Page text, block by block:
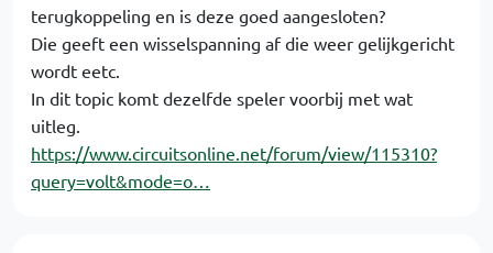
terugkoppeling en is deze goed aangesloten?
Die geeft een wisselspanning af die weer gelijkgericht
wordt eetc.
In dit topic komt dezelfde speler voorbij met wat
uitleg.
https://www.circuitsonline.net/forum/view/115310?
query=volt&mode=o…